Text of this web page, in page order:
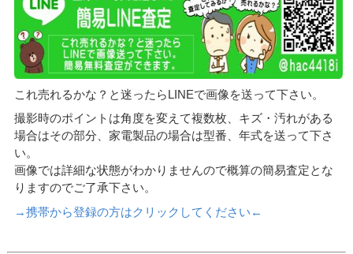
これ売れるかな？と迷ったらLINEで画像を送って下さい。
撮影時のポイントは角度を変えて複数枚、キズ・汚れがある
場合はその部分、家電製品の場合は型番、年式を送って下さ
い。
画像では詳細な状態がわかりませんので概算の簡易査定とな
りますのでご了承下さい。
→携帯から登録の方はクリックしてください←